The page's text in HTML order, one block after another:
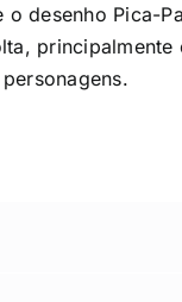
desenho Pica-